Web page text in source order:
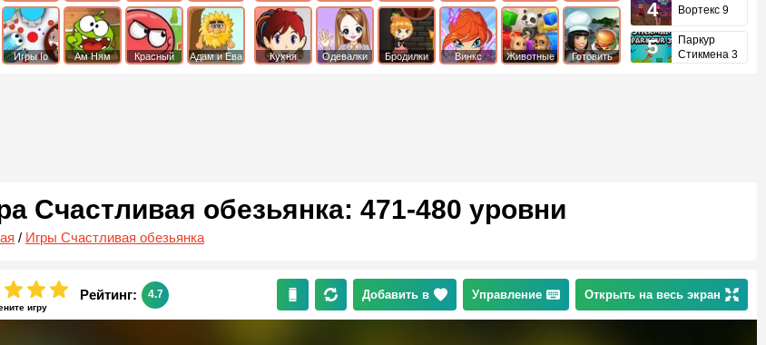
против
Зомби
Вода
Даш
бабка
сбежала из
психушки
Игры Io Ам Ням
Красный
Адам и Ева
Диснея
Хейзел
Кухня
Одевалки Бродилки Винкс Животные
Готовить
Вортекс 9
Паркур
Стикмена 3
Счастливая обезьянка: 471-480 уровни
/ Игры Счастливая обезьянка
игру
Рейтинг: 4.7 Добавить в Управление Открыть на весь экран